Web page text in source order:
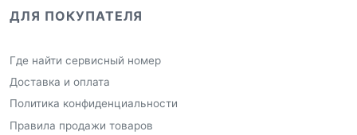
ДЛЯ ПОКУПАТЕЛЯ
Где найти сервисный номер
Доставка и оплата
Политика конфиденциальности
Правила продажи товаров